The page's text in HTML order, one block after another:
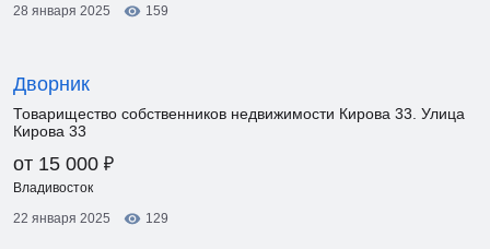
28 января 2025
159
Дворник
Товарищество собственников недвижимости Кирова 33. Улица
Кирова 33
от 15 000 ₽
Владивосток
22 января 2025
129